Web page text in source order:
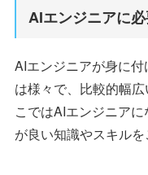
AIエンジニアに
AIエンジニアが身に
は様々で、比較的幅
こではAIエンジニア
が良い知識やスキルを